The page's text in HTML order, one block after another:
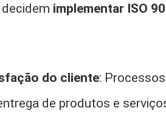
implementar ISO
do cliente:
de produtos e